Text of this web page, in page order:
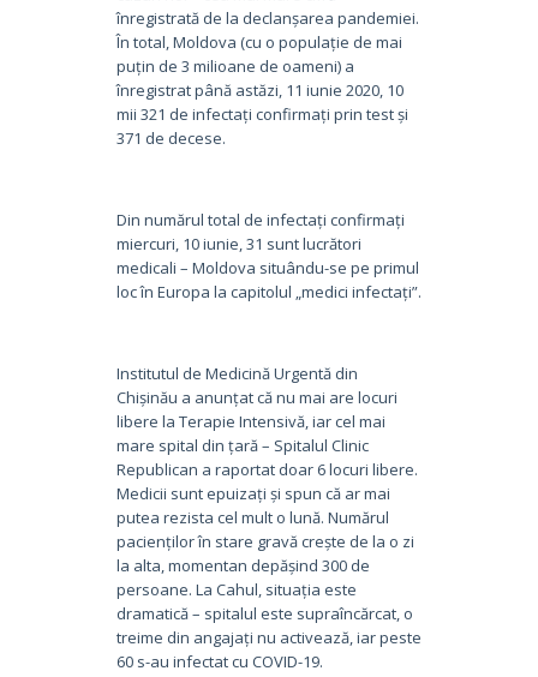
înregistrată de la declanșarea pandemiei.
În total, Moldova (cu o populație de mai
puțin de 3 milioane de oameni) a
înregistrat până astăzi, 11 iunie 2020, 10
mii 321 de infectați confirmați prin test și
371 de decese.
Din numărul total de infectați confirmați
miercuri, 10 iunie, 31 sunt lucrători
medicali – Moldova situându-se pe primul
loc în Europa la capitolul „medici infectați”.
Institutul de Medicină Urgentă din
Chișinău a anunțat că nu mai are locuri
libere la Terapie Intensivă, iar cel mai
mare spital din țară – Spitalul Clinic
Republican a raportat doar 6 locuri libere.
Medicii sunt epuizați și spun că ar mai
putea rezista cel mult o lună. Numărul
pacienților în stare gravă crește de la o zi
la alta, momentan depășind 300 de
persoane. La Cahul, situația este
dramatică – spitalul este supraîncărcat, o
treime din angajați nu activează, iar peste
60 s-au infectat cu COVID-19.